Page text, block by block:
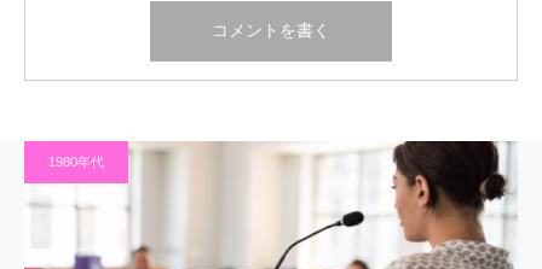
1980年代